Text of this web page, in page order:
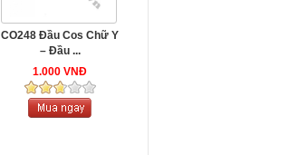
CO248 Đầu Cos Chữ Y
– Đầu ...
1.000 VNĐ